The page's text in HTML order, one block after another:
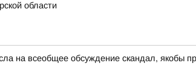
области
на всеобщее обсуждение скандал,